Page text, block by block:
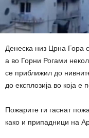
Денеска низ Црна Гора
а во Горни Рогами
се приближил до
до експлозија во која
Пожарите ги гаснат
како и припадници на